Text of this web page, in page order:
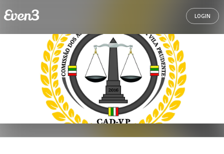
LOGIN